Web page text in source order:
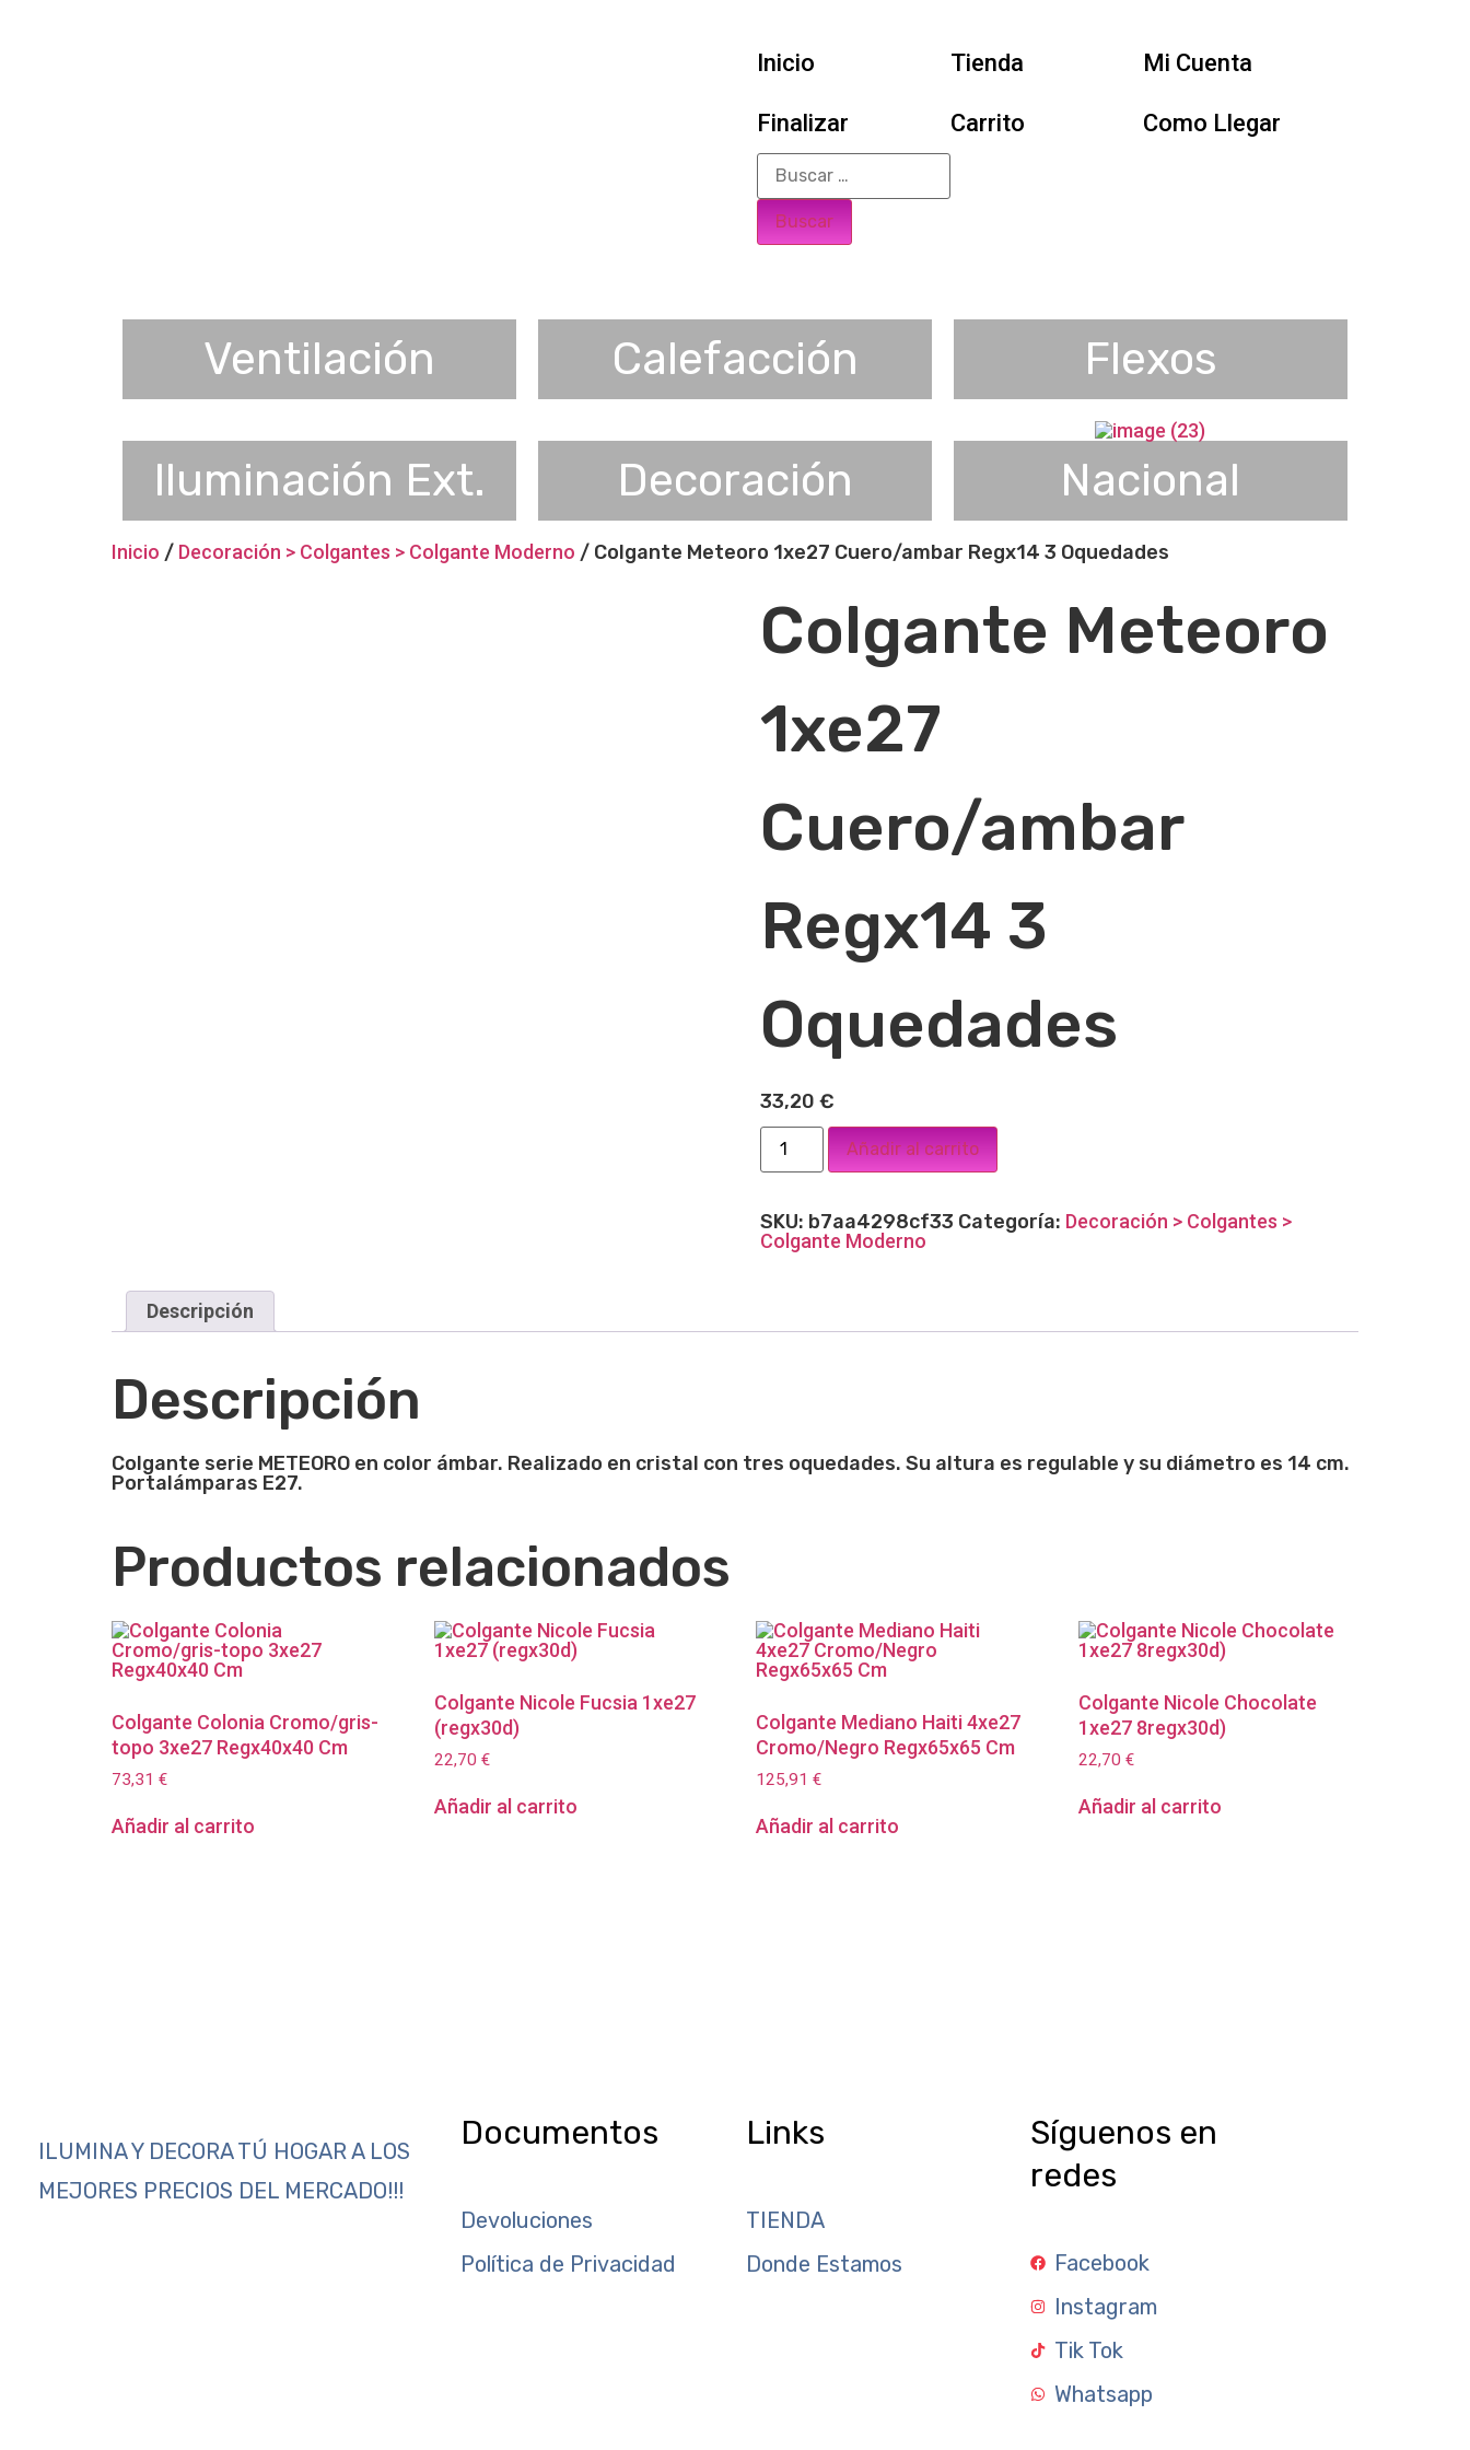
Inicio Tienda Mi Cuenta
Finalizar Carrito Como Llegar
Ventilación Calefacción Flexos
Iluminación Ext. Decoración Nacional
Inicio / Decoración > Colgantes > Colgante Moderno / Colgante Meteoro 1xe27 Cuero/ambar Regx14 3 Oquedades
Colgante Meteoro
1xe27
Cuero/ambar
Regx14 3
Oquedades
33,20 €
Añadir al carrito
SKU: b7aa4298cf33 Categoría: Decoración > Colgantes >
Colgante Moderno
Descripción
Descripción
Colgante serie METEORO en color ámbar. Realizado en cristal con tres oquedades. Su altura es regulable y su diámetro es 14 cm.
Portalámparas E27.
Productos relacionados
Colgante Colonia Cromo/gris-
topo 3xe27 Regx40x40 Cm
73,31 €
Añadir al carrito
Colgante Nicole Fucsia 1xe27
(regx30d)
22,70 €
Añadir al carrito
Colgante Mediano Haiti 4xe27
Cromo/Negro Regx65x65 Cm
125,91€
Añadir al carrito
Colgante Nicole Chocolate
1xe27 8regx30d)
22,70€
Añadir al carrito
ILUMINA Y DECORA TÚ HOGAR A LOS
MEJORES PRECIOS DEL MERCADO!!!
Documentos
Devoluciones
Política de Privacidad
Links
TIENDA
Donde Estamos
Síguenos en
redes
Facebook
Instagram
Tik Tok
Whatsapp